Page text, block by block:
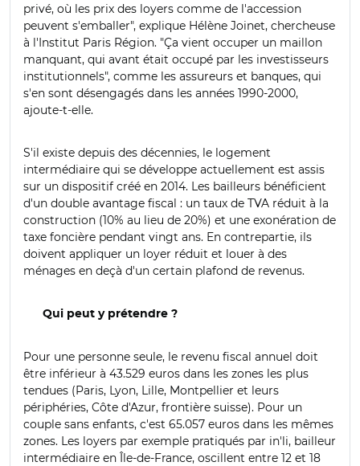
privé, où les prix des loyers comme de l'accession
peuvent s'emballer", explique Hélène Joinet, chercheuse
à l'Institut Paris Région. "Ça vient occuper un maillon
manquant, qui avant était occupé par les investisseurs
institutionnels", comme les assureurs et banques, qui
s'en sont désengagés dans les années 1990-2000,
ajoute-t-elle.
S'il existe depuis des décennies, le logement
intermédiaire qui se développe actuellement est assis
sur un dispositif créé en 2014. Les bailleurs bénéficient
d'un double avantage fiscal : un taux de TVA réduit à la
construction (10% au lieu de 20%) et une exonération de
taxe foncière pendant vingt ans. En contrepartie, ils
doivent appliquer un loyer réduit et louer à des
ménages en deçà d'un certain plafond de revenus.
Qui peut y prétendre ?
Pour une personne seule, le revenu fiscal annuel doit
être inférieur à 43.529 euros dans les zones les plus
tendues (Paris, Lyon, Lille, Montpellier et leurs
périphéries, Côte d'Azur, frontière suisse). Pour un
couple sans enfants, c'est 65.057 euros dans les mêmes
zones. Les loyers par exemple pratiqués par in'li, bailleur
intermédiaire en Île-de-France, oscillent entre 12 et 18